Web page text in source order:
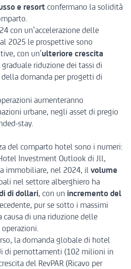
e resort confermano la solidità
con un’accelerazione delle
2025 le prospettive sono
con un’ulteriore crescita
riduzione dei tassi di
della domanda per progetti di
aumenteranno
urbane, negli asset di pregio
stay.
del comparto hotel sono i numeri:
Investment Outlook di Jll,
immobiliare, nel 2024, il volume
nel settore alberghiero ha
di dollari, con un incremento del
pur se sotto i massimi
di una riduzione delle
la domanda globale di hotel
di pernottamenti (102 milioni in
del RevPAR (Ricavo per